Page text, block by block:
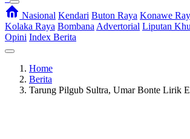
Nasional Kendari Buton Raya Konawe
Kolaka Raya Bombana Advertorial Liputan
Opini Index Berita
Home
Berita
Tarung Pilgub Sultra, Umar Bonte Lirik